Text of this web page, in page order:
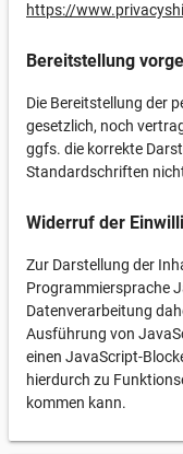
https://
Bereitstellung
Die Bereitstellung der
gesetzlich, noch
ggfs. die korrekte
Standardschriften
Widerruf der
Zur Darstellung der
Programmiersprache
Datenverarbeitung
Ausführung von
einen JavaScript-
hierdurch zu
kommen kann.